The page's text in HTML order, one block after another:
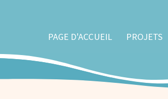
PAGE D'ACCUEIL PROJETS